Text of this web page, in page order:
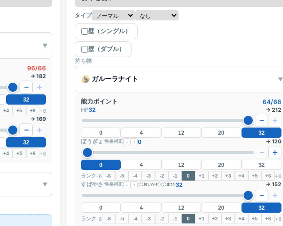
▼
96/66
→ 182
− ＋
32
+4 +5 +6 +6
→ 169
− ＋
32
+4 +5 +6 +6
▼
タイプ
壁（シングル）
壁（ダブル）
持ち物
ガルーラナイト ▼
能力ポイント 64/66
HP32 → 212
− ＋
0 4 12 20 32
ぼうぎょ 性格補正 ↓ ↑ 0 → 120
− ＋
0 4 12 20
32
ランク-6 -6 -5 -4 -3 -2 -1 0 +1 +2 +3 +4 +5 +6 +6
すばやさ 性格補正 ↓ ↑ おいかぜ まひ 32 → 152
− ＋
0 4 12 20
32
ランク-6 -6 -5 -4 -3 -2 -1 0 +1 +2 +3 +4 +5 +6 +6